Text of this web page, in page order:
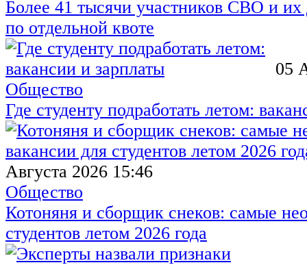
Более 41 тысячи участников СВО и их
по отдельной квоте
05
Общество
Где студенту подработать летом:
Августа 2026 15:46
Общество
Котоняня и сборщик снеков: самые
студентов летом 2026 года